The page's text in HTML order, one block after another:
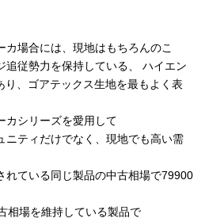
場合には、現地はもちろんのこ
追従勢力を保持している、 ハイエン
り、ゴアテックス生地を最もよく表
カシリーズを愛用して
ニティだけでなく、現地でも高い需
れている同じ製品の中古相場で79900
相場を維持している製品で